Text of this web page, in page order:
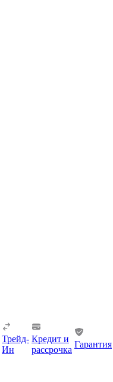
Трейд-
Ин
Кредит и
рассрочка
Гарантия